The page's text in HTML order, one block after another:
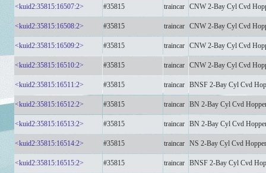
<kuid2:35815:16507:2> #35815 traincar CNW 2-Bay Cyl Cvd
<kuid2:35815:16508:2> #35815 traincar CNW 2-Bay Cyl Cvd
<kuid2:35815:16509:2> #35815 traincar CNW 2-Bay Cyl Cvd
<kuid2:35815:16510:2> #35815 traincar CNW 2-Bay Cyl Cvd
<kuid2:35815:16511:2> #35815 traincar BNSF 2-Bay Cyl Cvd
<kuid2:35815:16512:2> #35815 traincar BN 2-Bay Cyl Cvd
<kuid2:35815:16513:2> #35815 traincar BN 2-Bay Cyl Cvd
<kuid2:35815:16514:2> #35815 traincar NS 2-Bay Cyl Cvd
<kuid2:35815:16515:2> #35815 traincar BNSF 2-Bay Cyl Cvd